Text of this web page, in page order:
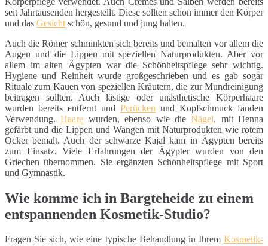
seit Jahrtausenden hergestellt. Diese sollten schon immer den Körper
und das Gesicht schön, gesund und jung halten.
Auch die Römer schminkten sich bereits und bemalten vor allem die
Augen und die Lippen mit speziellen Naturprodukten. Aber vor
allem im alten Ägypten war die Schönheitspflege sehr wichtig.
Hygiene und Reinheit wurde großgeschrieben und es gab sogar
Rituale zum Kauen von speziellen Kräutern, die zur Mundreinigung
beitragen sollten. Auch lästige oder unästhetische Körperhaare
wurden bereits entfernt und Perücken und Kopfschmuck fanden
Verwendung.Haare wurden, ebenso wie dieNägel, mit Henna
gefärbt und die Lippen und Wangen mit Naturprodukten wie rotem
Ocker bemalt. Auch der schwarze Kajal kam in Ägypten bereits
zum Einsatz. Viele Erfahrungen der Ägypter wurden von den
Griechen übernommen. Sie ergänzten Schönheitspflege mit Sport
und Gymnastik.
Wie komme ich in Bargteheide zu einem
entspannenden Kosmetik-Studio?
Fragen Sie sich, wie eine typische Behandlung in Ihrem Kosmetik-